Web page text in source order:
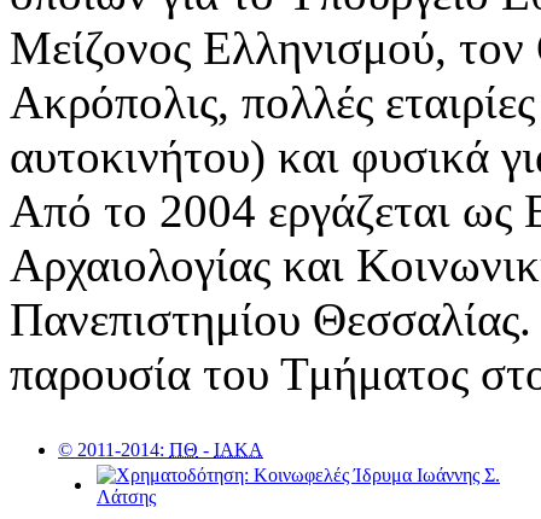
Μείζονος Ελληνισμού,
Ακρόπολις, πολλές
αυτοκινήτου) και φυσικά
Από το 2004 εργάζεται ως
Αρχαιολογίας και
Πανεπιστημίου Θεσσαλίας.
παρουσία του Τμήματος
© 2011-2014: ΠΘ - ΙΑΚΑ